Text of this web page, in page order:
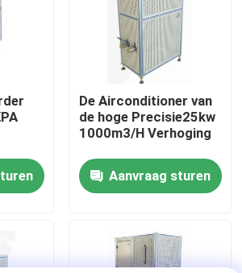
ons op
De Airconditioner van
de hoge Precisie25kw
1000m3/H Verhoging
Aanvraag sturen